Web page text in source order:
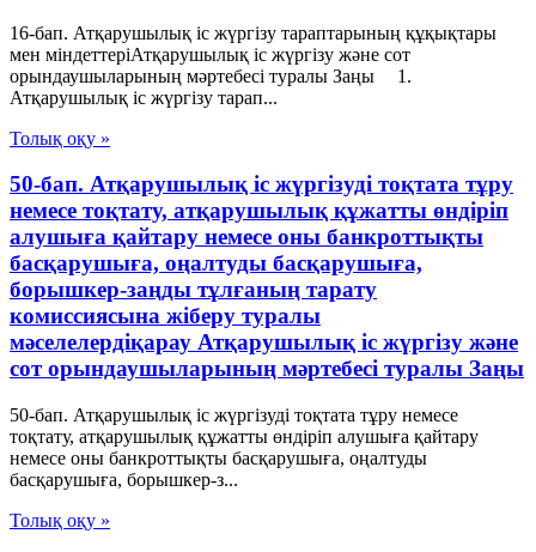
16-бап. Атқарушылық iс жүргiзу тараптарының құқықтары
мен мiндеттерiАтқарушылық iс жүргiзу және сот
орындаушыларының мәртебесi туралы Заңы 1.
Атқарушылық iс жүргiзу тарап...
Толық оқу »
50-бап. Атқарушылық iс жүргiзудi тоқтата тұру
немесе тоқтату, атқарушылық құжатты өндiрiп
алушыға қайтару немесе оны банкроттықты
басқарушыға, оңалтуды басқарушыға,
борышкер-заңды тұлғаның тарату
комиссиясына жiберу туралы
мәселелердiқарау Атқарушылық iс жүргiзу және
сот орындаушыларының мәртебесi туралы Заңы
50-бап. Атқарушылық iс жүргiзудi тоқтата тұру немесе
тоқтату, атқарушылық құжатты өндiрiп алушыға қайтару
немесе оны банкроттықты басқарушыға, оңалтуды
басқарушыға, борышкер-з...
Толық оқу »